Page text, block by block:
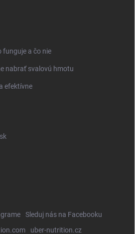
funguje a čo nie
nabrať svalovú hmotu
efektívne
Sleduj nás na Facebooku
uber-nutrition.cz